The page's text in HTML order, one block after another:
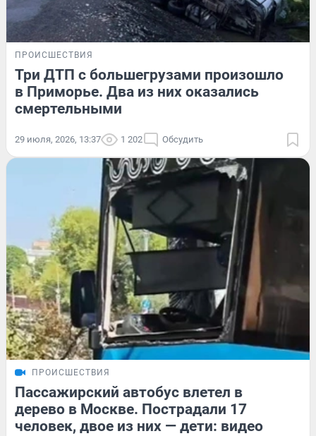
ПРОИСШЕСТВИЯ
Три ДТП с большегрузами произошло
в Приморье. Два из них оказались
смертельными
29 июля, 2026, 13:37 1 202 Обсудить
ПРОИСШЕСТВИЯ
Пассажирский автобус влетел в
дерево в Москве. Пострадали 17
человек, двое из них — дети: видео